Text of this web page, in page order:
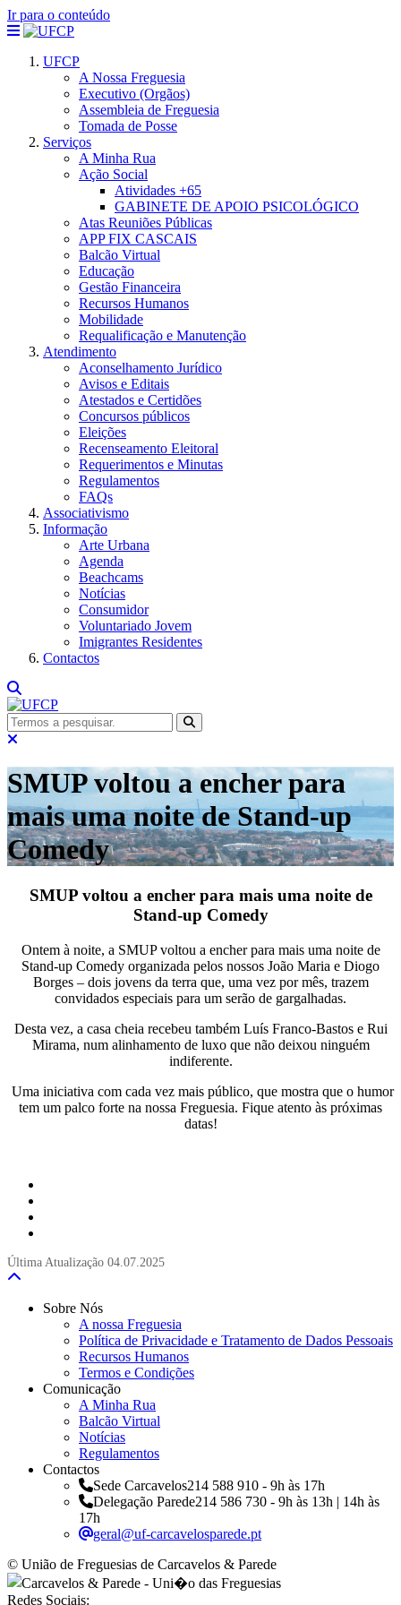
Ir para o conteúdo
UFCP
A Nossa Freguesia
Executivo (Orgãos)
Assembleia de Freguesia
Tomada de Posse
Serviços
A Minha Rua
Ação Social
Atividades +65
GABINETE DE APOIO PSICOLÓGICO
Atas Reuniões Públicas
APP FIX CASCAIS
Balcão Virtual
Educação
Gestão Financeira
Recursos Humanos
Mobilidade
Requalificação e Manutenção
Atendimento
Aconselhamento Jurídico
Avisos e Editais
Atestados e Certidões
Concursos públicos
Eleições
Recenseamento Eleitoral
Requerimentos e Minutas
Regulamentos
FAQs
Associativismo
Informação
Arte Urbana
Agenda
Beachcams
Notícias
Consumidor
Voluntariado Jovem
Imigrantes Residentes
Contactos
SMUP voltou a encher para
mais uma noite de Stand-up
Comedy
SMUP voltou a encher para mais uma noite de
Stand-up Comedy
Ontem à noite, a SMUP voltou a encher para mais uma noite de
Stand-up Comedy organizada pelos nossos João Maria e Diogo
Borges – dois jovens da terra que, uma vez por mês, trazem
convidados especiais para um serão de gargalhadas.
Desta vez, a casa cheia recebeu também Luís Franco-Bastos e Rui
Mirama, num alinhamento de luxo que não deixou ninguém
indiferente.
Uma iniciativa com cada vez mais público, que mostra que o humor
tem um palco forte na nossa Freguesia. Fique atento às próximas
datas!
Última Atualização 04.07.2025
Sobre Nós
A nossa Freguesia
Política de Privacidade e Tratamento de Dados Pessoais
Recursos Humanos
Termos e Condições
Comunicação
A Minha Rua
Balcão Virtual
Notícias
Regulamentos
Contactos
Sede Carcavelos214 588 910 - 9h às 17h
Delegação Parede214 586 730 - 9h às 13h | 14h às
17h
geral@uf-carcavelosparede.pt
© União de Freguesias de Carcavelos & Parede
Redes Sociais: